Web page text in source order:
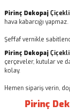
Pirinç Dekopaj
hava kabarcığı yapmaz.
Şeffaf vernikle
Pirinç Dekopaj
çerçeveler, kutular ve
kolay.
Hemen sipariş verin,
Pirinç